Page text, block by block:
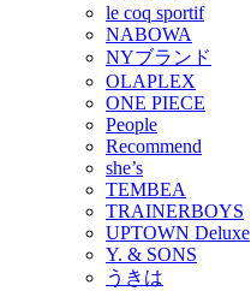
le coq sportif
NABOWA
NYブランド
OLAPLEX
ONE PIECE
People
Recommend
she’s
TEMBEA
TRAINERBOYS
UPTOWN Deluxe
Y. & SONS
うきは